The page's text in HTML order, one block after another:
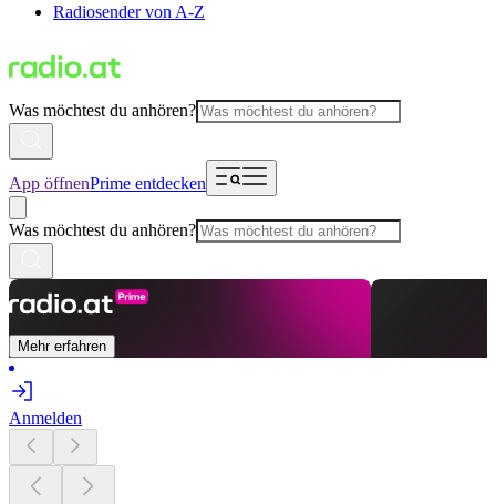
Radiosender von A-Z
Was möchtest du anhören?
App öffnenPrime entdecken
Was möchtest du anhören?
Mehr erfahren
Anmelden